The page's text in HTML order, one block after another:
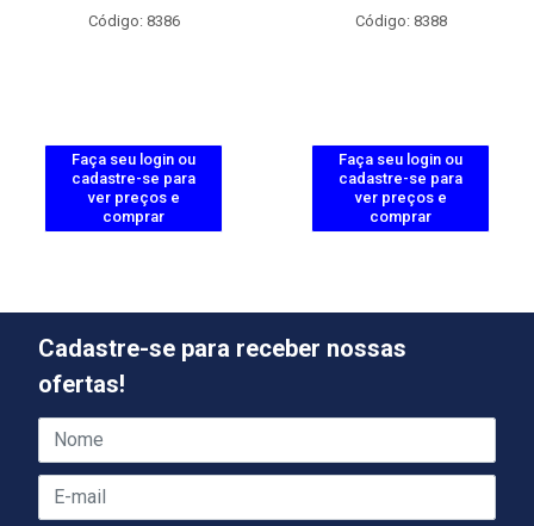
Código: 8386
Faça seu login ou
cadastre-se para
ver preços e
comprar
Código: 8388
Faça seu login ou
cadastre-se para
ver preços e
comprar
Cadastre-se para receber nossas
ofertas!